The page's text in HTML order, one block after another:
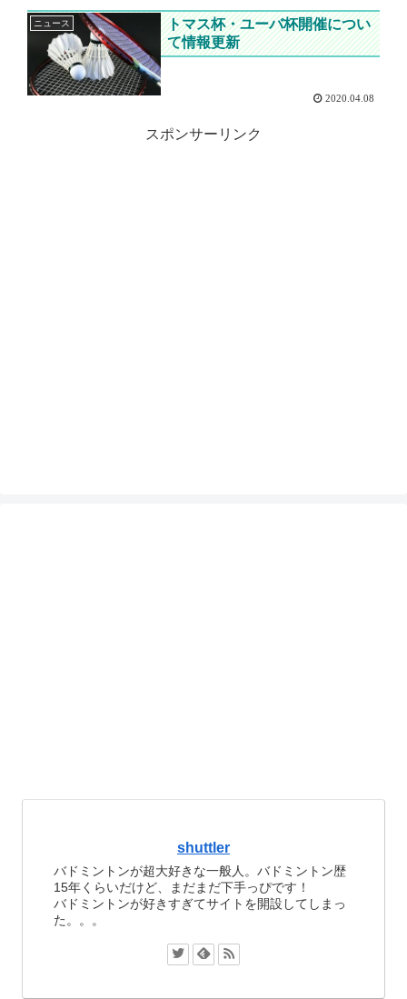
ニュース
トマス杯・ユーバ杯開催につい
て情報更新
2020.04.08
スポンサーリンク
shuttler
バドミントンが超大好きな一般人。バドミントン歴
15年くらいだけど、まだまだ下手っぴです！
バドミントンが好きすぎてサイトを開設してしまっ
た。。。